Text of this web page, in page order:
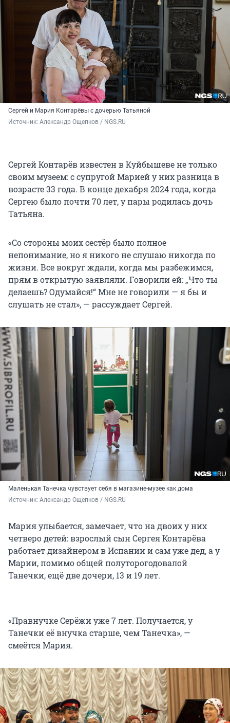
Сергей и Мария Контарёвы с дочерью Татьяной
Источник: Александр Ощепков / NGS.RU
Сергей Контарёв известен в Куйбышеве не только
своим музеем: с супругой Марией у них разница в
возрасте 33 года. В конце декабря 2024 года, когда
Сергею было почти 70 лет, у пары родилась дочь
Татьяна.
«Со стороны моих сестёр было полное
непонимание, но я никого не слушаю никогда по
жизни. Все вокруг ждали, когда мы разбежимся,
прям в открытую заявляли. Говорили ей: „Что ты
делаешь? Одумайся!“ Мне не говорили — я бы и
слушать не стал», — рассуждает Сергей.
Маленькая Танечка чувствует себя в магазине-музее как дома
Источник: Александр Ощепков / NGS.RU
Мария улыбается, замечает, что на двоих у них
четверо детей: взрослый сын Сергея Контарёва
работает дизайнером в Испании и сам уже дед, а у
Марии, помимо общей полуторогодовалой
Танечки, ещё две дочери, 13 и 19 лет.
«Правнучке Серёжи уже 7 лет. Получается, у
Танечки её внучка старше, чем Танечка», —
смеётся Мария.